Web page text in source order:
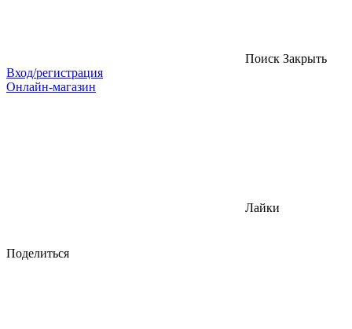
Поиск Закрыть
Вход/регистрация
Онлайн-магазин
Лайки
Поделиться